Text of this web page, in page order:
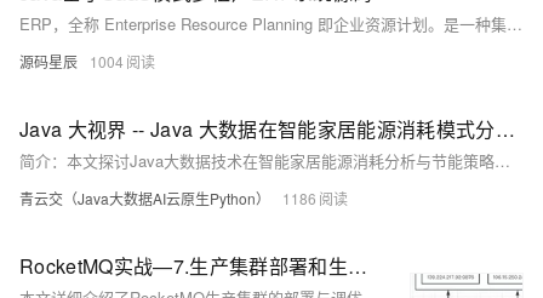
ERP，全称 Enterprise Resource Planning 即企业资源计划。是一种集成化的管理软件系统，它通过信息技术手段，将企业的各个业务流程和资源管理进行整合，以提高企业的运营效率和管理水平，它是一种先进的企业管理理念和信息化管理系统。 适用于小微企业的 SaaS模式多租户ERP管理系统, 采用最新的技术栈开发, 让企业简单上云。专注于小微企业的应用需求，如企业基本的进销存、询价，报价, 采购、销售、MRP生产制造、品质管理、仓库库存管理、财务应收付款, OA办公单据、CRM等。
源码星辰 1004
Java 大视界 -- Java 大数据在智能家居能源消耗模式分析与节能策略制定中的应用（198）
简介：本文探讨Java大数据技术在智能家居能源消耗分析与节能策略中的应用。通过数据采集、存储与智能分析，构建能耗模型，挖掘用电模式，制定设备调度策略，实现节能目标。结合实际案例，展示Java大数据在智能家居节能中的关键作用。
青云交（Java大数据AI云原生Python） 1186
RocketMQ实战—7.生产集群部署和生产参数